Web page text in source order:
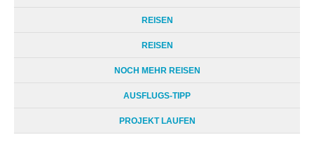
REISEN
REISEN
NOCH MEHR REISEN
AUSFLUGS-TIPP
PROJEKT LAUFEN